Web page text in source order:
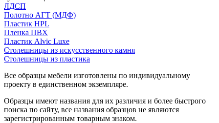
ЛДСП
Полотно АГТ (МДФ)
Пластик HPL
Пленка ПВХ
Пластик Alvic Luxe
Столешницы из искусственного камня
Столешницы из пластика
Все образцы мебели изготовлены по индивидуальному
проекту в единственном экземпляре.
Образцы имеют названия для их различия и более быстрого
поиска по сайту, все названия образцов не являются
зарегистрированным товарным знаком.